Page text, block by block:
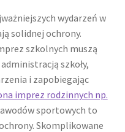
wydarzeń w
solidnej ochrony.
szkolnych muszą
szkoły,
i zapobiegając
imprez rodzinnych np.
sportowych to
Skomplikowane